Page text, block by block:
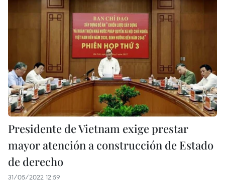
Presidente de Vietnam exige prestar
mayor atención a construcción de Estado
de derecho
31/05/2022 12:59